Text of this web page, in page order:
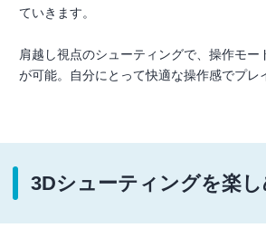
ていきます。
肩越し視点のシューティングで、操作モー
が可能。自分にとって快適な操作感でプレ
3Dシューティングを楽し